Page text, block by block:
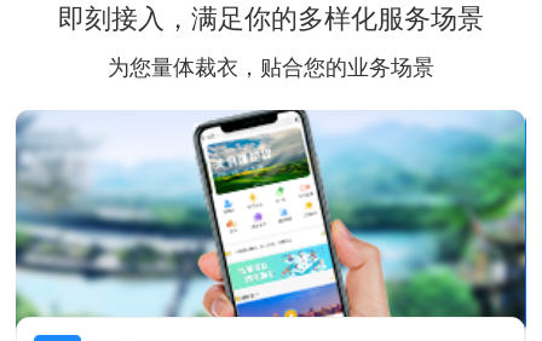
即刻接入，满足你的多样化服务场景
为您量体裁衣，贴合您的业务场景